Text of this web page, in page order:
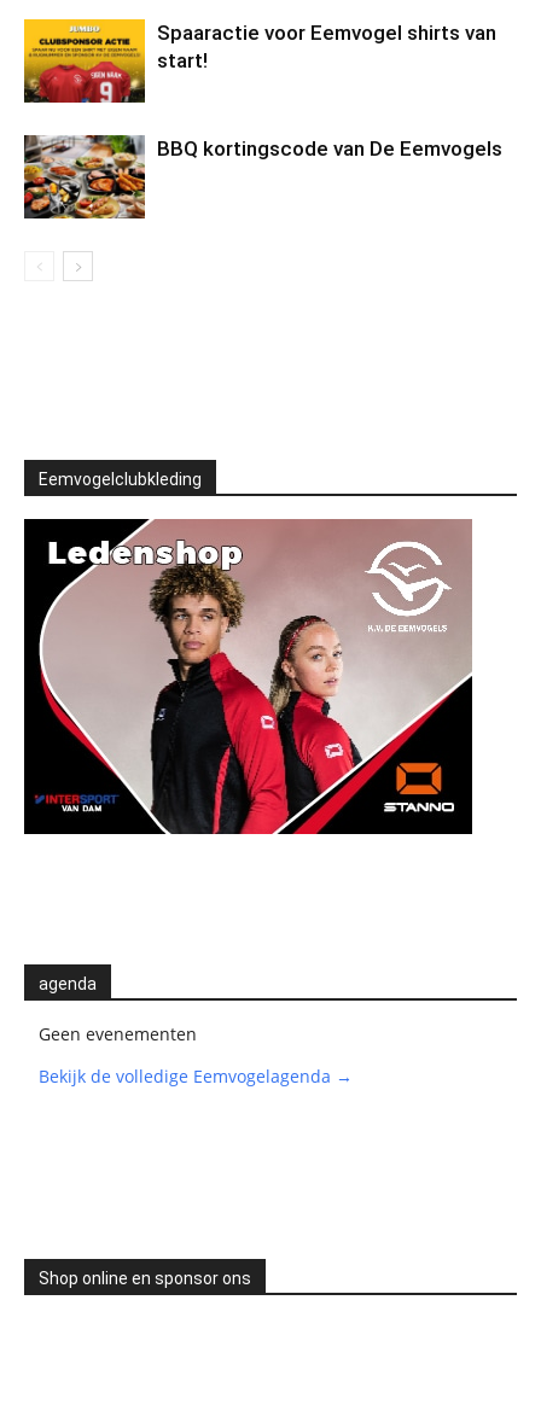
Spaaractie voor Eemvogel shirts van
start!
BBQ kortingscode van De Eemvogels
Eemvogelclubkleding
agenda
Geen evenementen
Bekijk de volledige Eemvogelagenda →
Shop online en sponsor ons